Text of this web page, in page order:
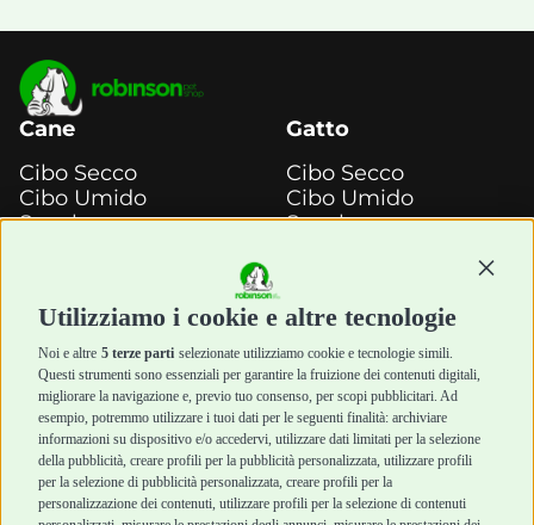
Utilizziamo i cookie e altre tecnologie
Noi e altre 5 terze parti selezionate utilizziamo cookie e tecnologie simili.
Questi strumenti sono essenziali per garantire la fruizione dei contenuti digitali,
migliorare la navigazione e, previo tuo consenso, per scopi pubblicitari. Ad
esempio, potremmo utilizzare i tuoi dati per le seguenti finalità: archiviare
informazioni su dispositivo e/o accedervi, utilizzare dati limitati per la selezione
della pubblicità, creare profili per la pubblicità personalizzata, utilizzare profili
per la selezione di pubblicità personalizzata, creare profili per la
personalizzazione dei contenuti, utilizzare profili per la selezione di contenuti
Cane
Cibo Secco
Cibo Umido
Snack e
Igiene e Pulizia
Accessori
Cani Mini
Top Quality
Gatto
Cibo Secco
Cibo Umido
Snack e
Igiene e Pulizia
Accessori
Top Quality
Robinson Pet Shop
Chi siamo
Acquisti sicuri
Termini e condizioni